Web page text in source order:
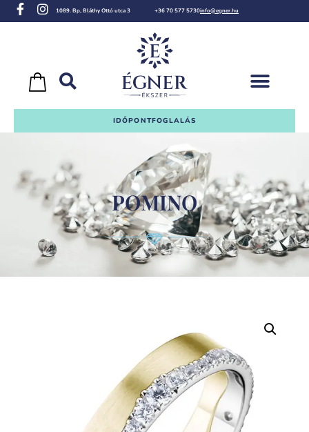
1089. Bp, Bláthy Ottó utca 3 +36 70 577 5730info@egner.hu
IDŐPONTFOGLALÁS
POMINO